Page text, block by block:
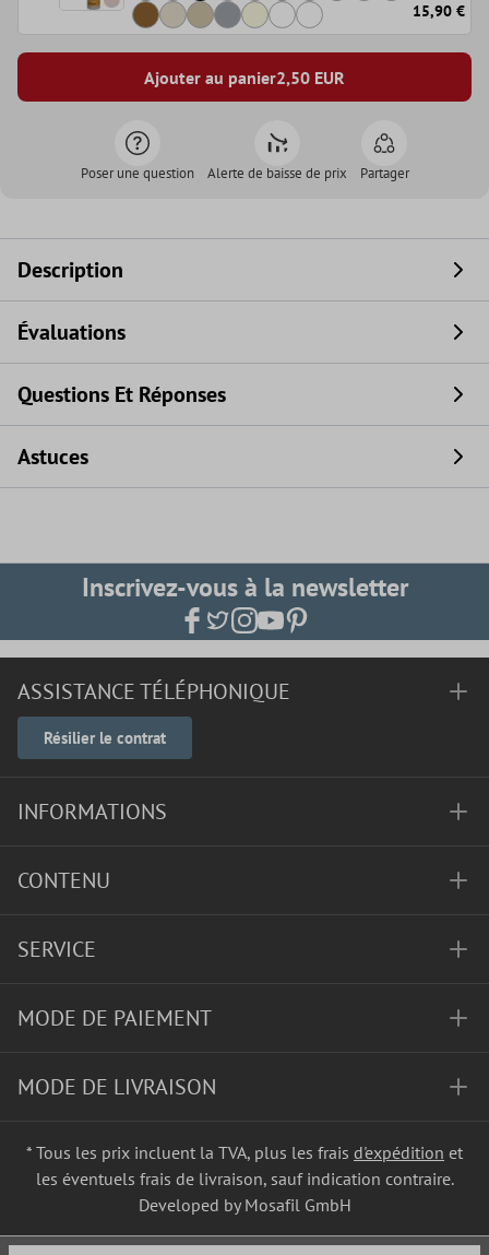
15,90 €
Ajouter au panier2,50 EUR
Poser une question Alerte de baisse de prix Partager
Description
Évaluations
Questions Et Réponses
Astuces
Inscrivez-vous à la newsletter
ASSISTANCE TÉLÉPHONIQUE
Résilier le contrat
INFORMATIONS
CONTENU
SERVICE
MODE DE PAIEMENT
MODE DE LIVRAISON
* Tous les prix incluent la TVA, plus les frais d'expédition et
les éventuels frais de livraison, sauf indication contraire.
Developed by Mosafil GmbH